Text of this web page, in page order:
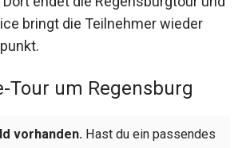
bringt die Teilnehmer wieder
Tour um Regensburg
vorhanden. Hast du ein passendes